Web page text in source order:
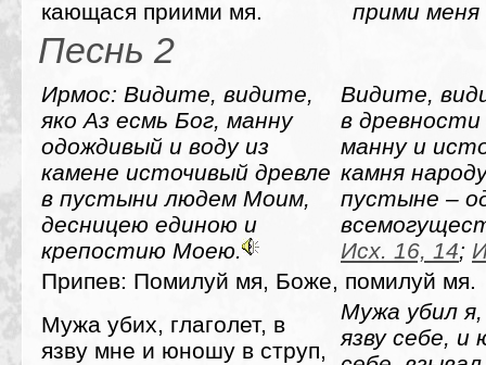
кающася приими мя. прими
Песнь 2
Ирмос: Видите, видите,
яко Аз есмь Бог, манну
одождивый и воду из
камене источивый древле
в пустыни людем Моим,
десницею единою и
крепостию Моею.
Видите,
в
манну и
камня
пустыне –
Исх. 16, 14;
Припев: Помилуй мя, Боже, помилуй мя.
Мужа убих, глаголет, в
язву мне и юношу в струп,
Мужа убил я,
язву себе, и